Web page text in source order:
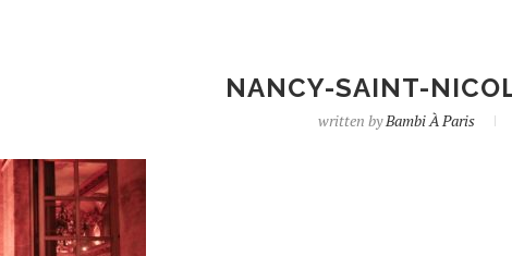
NANCY-SAINT-
written byBambi À Paris